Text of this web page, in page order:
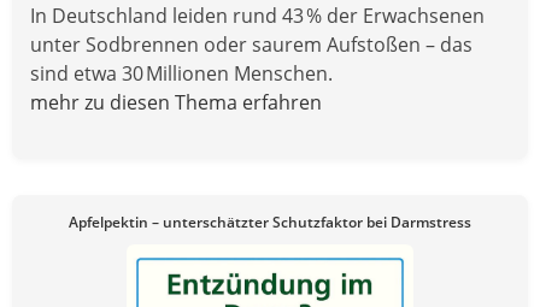
In Deutschland leiden rund 43 % der Erwachsenen
unter Sodbrennen oder saurem Aufstoßen – das
sind etwa 30 Millionen Menschen.
mehr zu diesen Thema erfahren
Apfelpektin – unterschätzter Schutzfaktor bei Darmstress